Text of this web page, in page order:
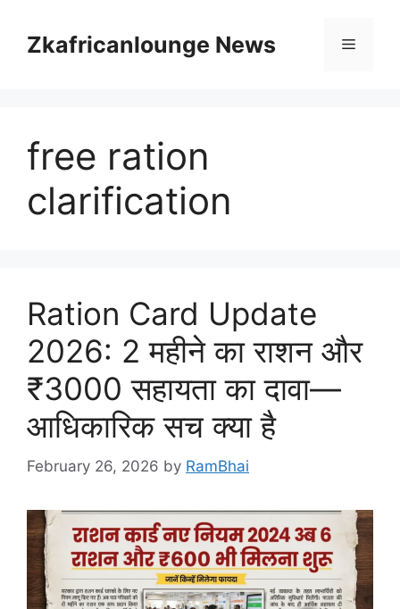
contentZkafricanlounge News Menu
free ration
clarification
Ration Card Update
2026: 2 महीने का राशन और
₹3000 सहायता का दावा—
आधिकारिक सच क्या है
February 26, 2026 by RamBhai